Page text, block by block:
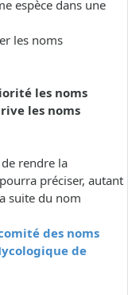
espèce dans une
les noms
les noms
les noms
rendre la
préciser, autant
suite du nom
des noms
de